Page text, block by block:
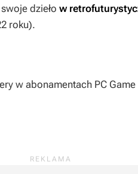
dziełow
roku).
w abonamentach PC